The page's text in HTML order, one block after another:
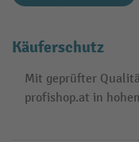
Käuferschutz
Mit geprüfter
profishop.at in